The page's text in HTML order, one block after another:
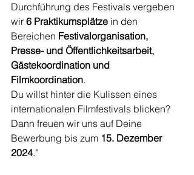
Durchführung des Festivals vergeben
wir 6 Praktikumsplätze in den
Bereichen Festivalorganisation,
Presse- und Öffentlichkeitsarbeit,
Gästekoordination und
Filmkoordination.
Du willst hinter die Kulissen eines
internationalen Filmfestivals blicken?
Dann freuen wir uns auf Deine
Bewerbung bis zum 15. Dezember
2024."